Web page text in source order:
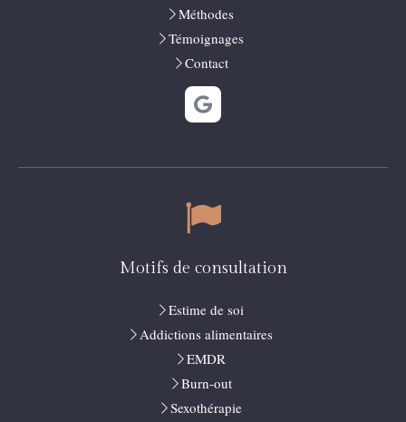
Méthodes
Témoignages
Contact
Motifs de consultation
Estime de soi
Addictions alimentaires
EMDR
Burn-out
Sexothérapie